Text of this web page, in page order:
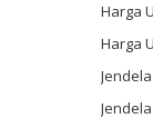
Harga
Harga